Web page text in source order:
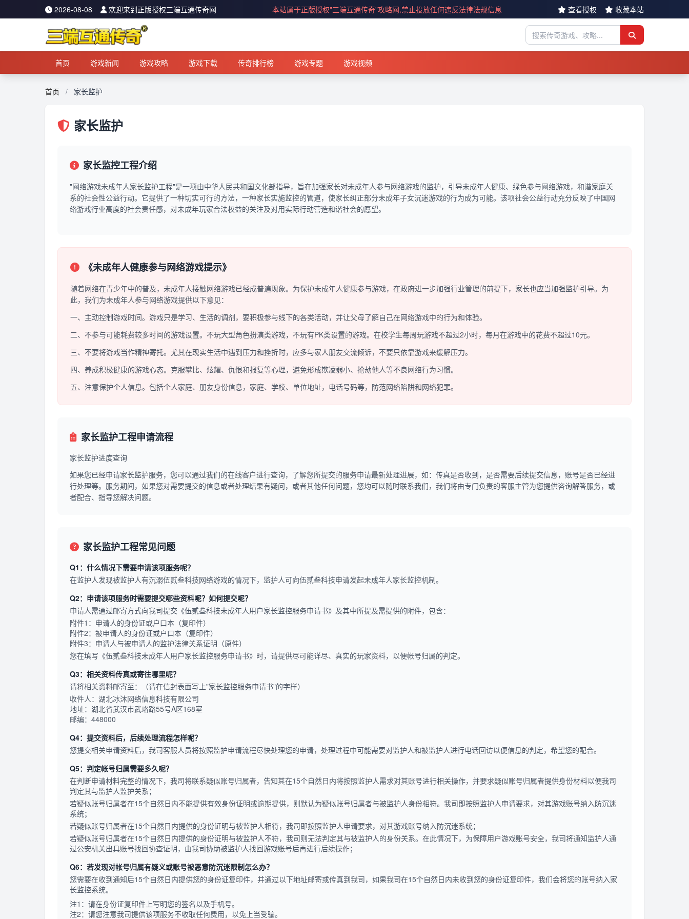
2026-08-08 欢迎来到正版授权三端互通传奇网 本站属于正版授权"三端互通传奇"攻略网,禁止投放任何违反法律法规信息 查看授权 收藏本站
首页 游戏新闻 游戏攻略 游戏下载 传奇排行榜 游戏专题 游戏视频
首页 / 家长监护
家长监护
家长监控工程介绍
"网络游戏未成年人家长监护工程"是一项由中华人民共和国文化部指导，旨在加强家长对未成年人参与网络游戏的监护，引导未成年人健康、绿色参与网络游戏，和谐家庭关
系的社会性公益行动。它提供了一种切实可行的方法，一种家长实施监控的管道，使家长纠正部分未成年子女沉迷游戏的行为成为可能。该项社会公益行动充分反映了中国网
络游戏行业高度的社会责任感，对未成年玩家合法权益的关注及对用实际行动营造和谐社会的愿望。
《未成年人健康参与网络游戏提示》
随着网络在青少年中的普及，未成年人接触网络游戏已经成普遍现象。为保护未成年人健康参与游戏，在政府进一步加强行业管理的前提下，家长也应当加强监护引导。为
此，我们为未成年人参与网络游戏提供以下意见：
一、主动控制游戏时间。游戏只是学习、生活的调剂，要积极参与线下的各类活动，并让父母了解自己在网络游戏中的行为和体验。
二、不参与可能耗费较多时间的游戏设置。不玩大型角色扮演类游戏，不玩有PK类设置的游戏。在校学生每周玩游戏不超过2小时，每月在游戏中的花费不超过10元。
三、不要将游戏当作精神寄托。尤其在现实生活中遇到压力和挫折时，应多与家人朋友交流倾诉，不要只依靠游戏来缓解压力。
四、养成积极健康的游戏心态。克服攀比、炫耀、仇恨和报复等心理，避免形成欺凌弱小、抢劫他人等不良网络行为习惯。
五、注意保护个人信息。包括个人家庭、朋友身份信息，家庭、学校、单位地址，电话号码等，防范网络陷阱和网络犯罪。
家长监护工程申请流程
家长监护进度查询
如果您已经申请家长监护服务，您可以通过我们的在线客户进行查询，了解您所提交的服务申请最新处理进展，如：传真是否收到，是否需要后续提交信息，账号是否已经进
行处理等。服务期间，如果您对需要提交的信息或者处理结果有疑问，或者其他任何问题，您均可以随时联系我们，我们将由专门负责的客服主管为您提供咨询解答服务，或
者配合、指导您解决问题。
家长监护工程常见问题
Q1：什么情况下需要申请该项服务呢？
在监护人发现被监护人有沉溺伍贰叁科技网络游戏的情况下，监护人可向伍贰叁科技申请发起未成年人家长监控机制。
Q2：申请该项服务时需要提交哪些资料呢？如何提交呢？
申请人需通过邮寄方式向我司提交《伍贰叁科技未成年人用户家长监控服务申请书》及其中所提及需提供的附件，包含：
附件1：申请人的身份证或户口本（复印件）
附件2：被申请人的身份证或户口本（复印件）
附件3：申请人与被申请人的监护法律关系证明（原件）
您在填写《伍贰叁科技未成年人用户家长监控服务申请书》时，请提供尽可能详尽、真实的玩家资料，以便帐号归属的判定。
Q3：相关资料传真或寄往哪里呢？
请将相关资料邮寄至：（请在信封表面写上"家长监控服务申请书"的字样）
收件人：湖北冰沐网络信息科技有限公司
地址：湖北省武汉市武珞路55号A区168室
邮编：448000
Q4：提交资料后，后续处理流程怎样呢？
您提交相关申请资料后，我司客服人员将按照监护申请流程尽快处理您的申请，处理过程中可能需要对监护人和被监护人进行电话回访以便信息的判定，希望您的配合。
Q5：判定帐号归属需要多久呢？
在判断申请材料完整的情况下，我司将联系疑似账号归属者，告知其在15个自然日内将按照监护人需求对其账号进行相关操作，并要求疑似账号归属者提供身份材料以便我司
判定其与监护人监护关系；
若疑似账号归属者在15个自然日内不能提供有效身份证明或逾期提供，则默认为疑似账号归属者与被监护人身份相符。我司即按照监护人申请要求，对其游戏账号纳入防沉迷
系统；
若疑似账号归属者在15个自然日内提供的身份证明与被监护人相符，我司即按照监护人申请要求，对其游戏账号纳入防沉迷系统；
若疑似账号归属者在15个自然日内提供的身份证明与被监护人不符，我司则无法判定其与被监护人的身份关系。在此情况下，为保障用户游戏账号安全，我司将通知监护人通
过公安机关出具账号找回协查证明，由我司协助被监护人找回游戏账号后再进行后续操作；
Q6：若发现对帐号归属有疑义或账号被恶意防沉迷限制怎么办？
您需要在收到通知后15个自然日内提供您的身份证复印件，并通过以下地址邮寄或传真到我司，如果我司在15个自然日内未收到您的身份证复印件，我们会将您的账号纳入家
长监控系统。
注1：请在身份证复印件上写明您的签名以及手机号。
注2：请您注意我司提供该项服务不收取任何费用，以免上当受骗。